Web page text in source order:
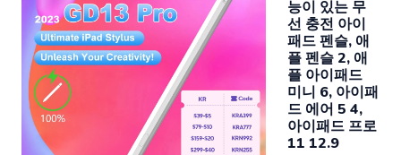
능이 있는 무
선 충전 아이
패드 펜슬, 애
플 펜슬 2, 애
플 아이패드
미니 6, 아이패
드 에어 5 4,
아이패드 프로
11 12.9